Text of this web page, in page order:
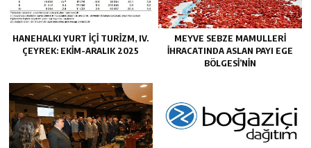
HANEHALKI YURT İÇI TURIZM, IV.
ÇEYREK: EKIM-ARALIK 2025
MEYVE SEBZE MAMULLERI
IHRACATINDA ASLAN PAYI EGE
BÖLGESI’NIN